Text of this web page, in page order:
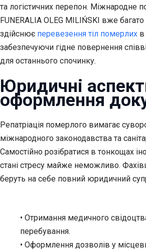
та логістичних перепон. Міжнародне
FUNERALIA OLEG MILIŃSKI вже
здійснює перевезення тіл померлих в
забезпечуючи гідне повернення
для останнього спочинку.
Юридичні
оформлення
Репатріація померлого вимагає
міжнародного законодавства та
Самостійно розібратися в тонкощах
стані стресу майже неможливо.
беруть на себе повний юридичний
• Отримання медичного
перебування.
• Оформлення дозволів у